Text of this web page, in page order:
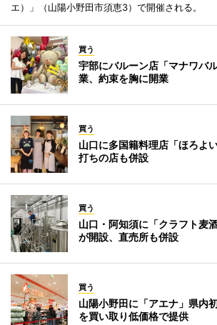
エ）」（山陽小野田市須恵3）で開催される。
買う
宇部にバルーン店「マナワバ
業、約束を胸に開業
買う
山口に多国籍料理店「ほろよ
打ちの店も併設
買う
山口・阿知須に「クラフト
が開設、直売所も併設
買う
山陽小野田に「アエナ」県内
を買い取り低価格で提供